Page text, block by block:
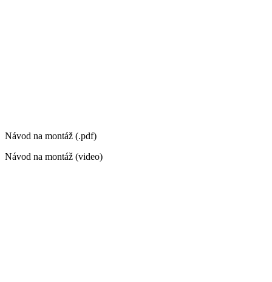
Návod na montáž (.pdf)
Návod na montáž (video)